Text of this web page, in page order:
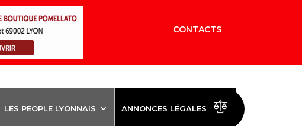
CONTACTS
LES PEOPLE LYONNAIS ANNONCES LÉGALES